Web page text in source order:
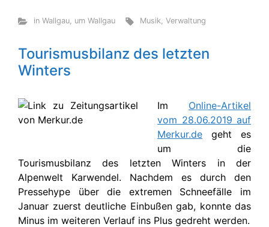
in Wallgau, um Wallgau Musik,Verwaltung
Tourismusbilanz des letzten
Winters
Im Online-Artikel
vom 28.06.2019 auf
Merkur.de geht es
um die
Tourismusbilanz des letzten Winters in der
Alpenwelt Karwendel. Nachdem es durch den
Pressehype über die extremen Schneefälle im
Januar zuerst deutliche Einbußen gab, konnte das
Minus im weiteren Verlauf ins Plus gedreht werden.